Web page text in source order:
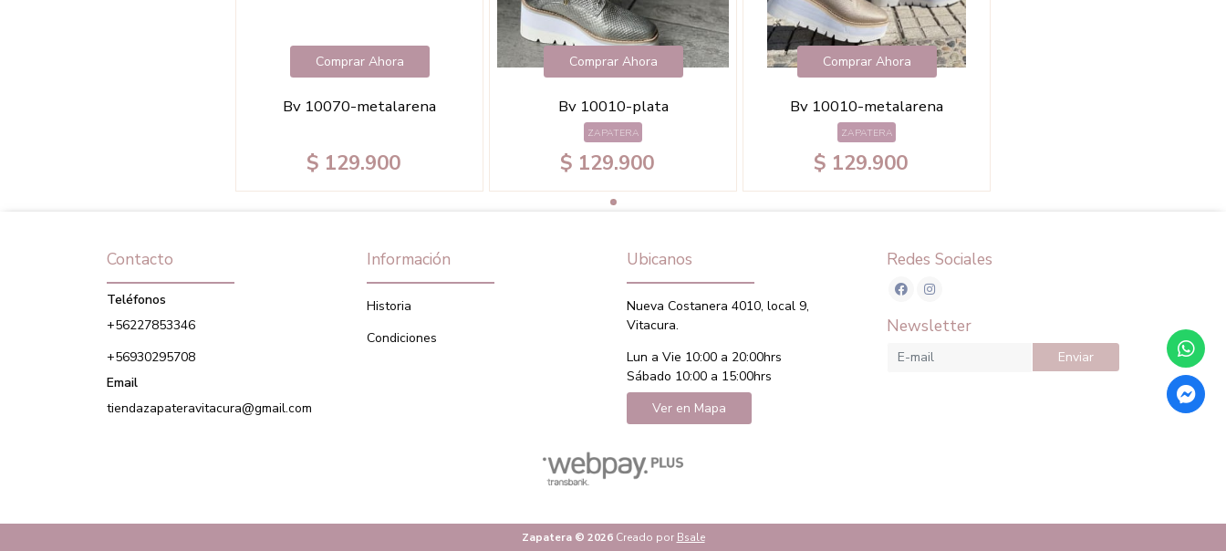
Comprar Ahora
Bv 10070-metalarena
$ 129.900
Comprar Ahora
Bv 10010-plata
ZAPATERA
$ 129.900
Comprar Ahora
Bv 10010-metalarena
ZAPATERA
$ 129.900
Contacto
Teléfonos
+56227853346
+56930295708
Email
tiendazapateravitacura@gmail.com
Información
Historia
Condiciones
Ubicanos
Nueva Costanera 4010, local 9,
Vitacura.
Lun a Vie 10:00 a 20:00hrs
Sábado 10:00 a 15:00hrs
Ver en Mapa
Redes Sociales
Newsletter
Enviar
Zapatera © 2026Creado por Bsale